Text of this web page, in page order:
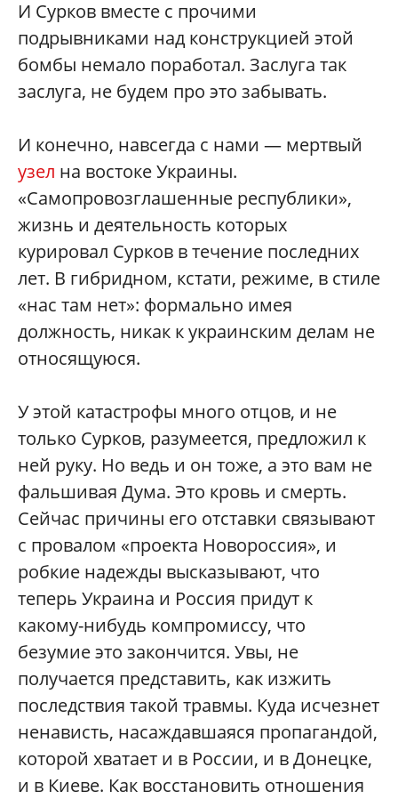
И Сурков вместе с прочими
подрывниками над конструкцией этой
бомбы немало поработал. Заслуга так
заслуга, не будем про это забывать.
И конечно, навсегда с нами — мертвый
узел на востоке Украины.
«Самопровозглашенные республики»,
жизнь и деятельность которых
курировал Сурков в течение последних
лет. В гибридном, кстати, режиме, в стиле
«нас там нет»: формально имея
должность, никак к украинским делам не
относящуюся.
У этой катастрофы много отцов, и не
только Сурков, разумеется, предложил к
ней руку. Но ведь и он тоже, а это вам не
фальшивая Дума. Это кровь и смерть.
Сейчас причины его отставки связывают
с провалом «проекта Новороссия», и
робкие надежды высказывают, что
теперь Украина и Россия придут к
какому-нибудь компромиссу, что
безумие это закончится. Увы, не
получается представить, как изжить
последствия такой травмы. Куда исчезнет
ненависть, насаждавшаяся пропагандой,
которой хватает и в России, и в Донецке,
и в Киеве. Как восстановить отношения